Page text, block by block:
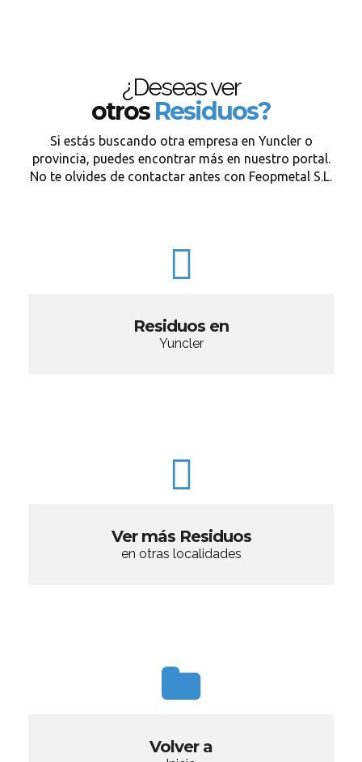
¿Deseas ver
otrosResiduos?
Si estás buscando otra empresa en Yuncler o
provincia, puedes encontrar más en nuestro portal.
No te olvides de contactar antes con Feopmetal S.L.
Residuos en
Yuncler
Ver más Residuos
en otras localidades
Volver a